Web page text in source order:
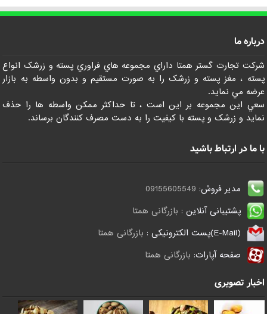
درباره ما
شرکت تجارت گستر همتا داراي مجموعه هاي فراوري پسته و زرشک انواع
پسته ، مغز پسته و زرشک را به صورت مستقيم و بدون واسطه به بازار
عرضه مي نمايد.
سعي اين مجموعه بر اين است ، تا حداکثر ممکن واسطه ها را حذف
نمايد و زرشک و پسته با کيفيت را به دست مصرف کنندگان برساند.
با ما در ارتباط باشید
مدیر فروش: 09155605549
پشتیبانی آنلاین : بازرگانی همتا
(E-Mail)پست الکترونیکی :
بازرگانی همتا
صفحه آپارات: بازرگانی همتا
اخبار تصویری